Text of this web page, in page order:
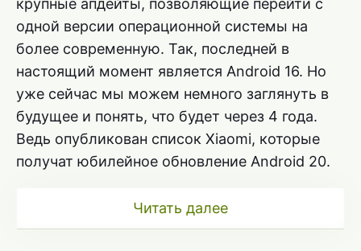
крупные апдейты, позволяющие перейти с
одной версии операционной системы на
более современную. Так, последней в
настоящий момент является Android 16. Но
уже сейчас мы можем немного заглянуть в
будущее и понять, что будет через 4 года.
Ведь опубликован список Xiaomi, которые
получат юбилейное обновление Android 20.
Читать далее